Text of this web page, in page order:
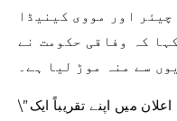
اور مووی کینیڈا
کہ وفاقی حکومت نے
سے منہ موڑ لیا ہے۔
\”ایک شعبے کے طور پر، ہم نے ایک ہی اعلان میں اپنے تقریباً ایک